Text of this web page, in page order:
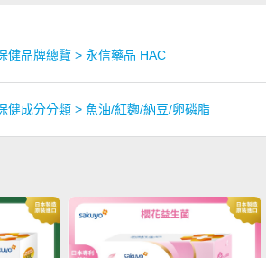
健品牌總覽 > 永信藥品 HAC
健成分分類 > 魚油/紅麴/納豆/卵磷脂